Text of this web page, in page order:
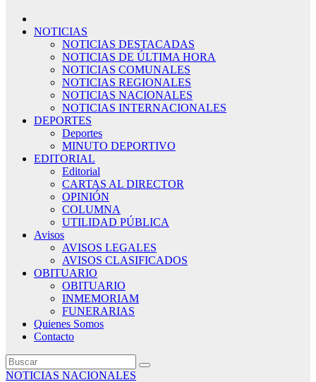
NOTICIAS
NOTICIAS DESTACADAS
NOTICIAS DE ÚLTIMA HORA
NOTICIAS COMUNALES
NOTICIAS REGIONALES
NOTICIAS NACIONALES
NOTICIAS INTERNACIONALES
DEPORTES
Deportes
MINUTO DEPORTIVO
EDITORIAL
Editorial
CARTAS AL DIRECTOR
OPINIÓN
COLUMNA
UTILIDAD PÚBLICA
Avisos
AVISOS LEGALES
AVISOS CLASIFICADOS
OBITUARIO
OBITUARIO
INMEMORIAM
FUNERARIAS
Quienes Somos
Contacto
NOTICIAS NACIONALES